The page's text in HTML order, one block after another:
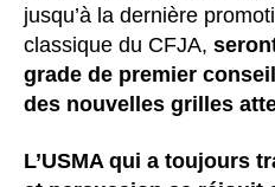
jusqu’à la dernière
classique du CFJA,
grade de premier
des nouvelles grilles
L’USMA qui a toujours